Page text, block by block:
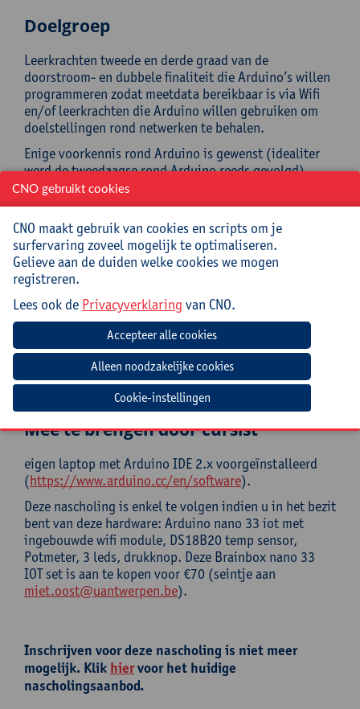
Doelgroep
Leerkrachten tweede en derde graad van de
doorstroom- en dubbele finaliteit die Arduino’s willen
programmeren zodat meetdata bereikbaar is via Wifi
en/of leerkrachten die Arduino willen gebruiken om
doelstellingen rond netwerken te behalen.
Enige voorkennis rond Arduino is gewenst (idealiter
werd de tweedaagse rond Arduino reeds gevolgd).
Begeleiding
Bart Huyskens is leraar elektronica en informatica met
meer dan 20 jaar ervaring. Hij ontwikkelt zelf
hardware en software voor onderwijs
(www.stemzone.be). Ook na de nascholing blijft hij
bereikbaar voor ondersteuning voor jouw lessen.
Deze nascholing is afgelast. Inschrijven is niet
Mee te brengen door cursist
eigen laptop met Arduino IDE 2.x voorgeïnstalleerd
(https://www.arduino.cc/en/software).
Deze nascholing is enkel te volgen indien u in het bezit
bent van deze hardware: Arduino nano 33 iot met
ingebouwde wifi module, DS18B20 temp sensor,
Potmeter, 3 leds, drukknop. Deze Brainbox nano 33
IOT set is aan te kopen voor €70 (seintje aan
miet.oost@uantwerpen.be).
Inschrijven voor deze nascholing is niet meer
mogelijk. Klik hiervoor het huidige
nascholingsaanbod.
CNO gebruikt cookies
CNO maakt gebruik van cookies en scripts om je
surfervaring zoveel mogelijk te optimaliseren.
Gelieve aan de duiden welke cookies we mogen
registreren.
Lees ook de Privacyverklaring van CNO.
Cookie-instellingen